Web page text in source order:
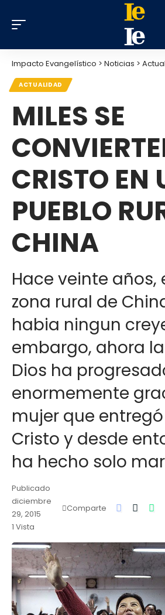
Impacto Evangelístico > Noticias >
ACTUALIDAD
MILES SE
CRISTO EN
PUEBLO
CHINA
Hace veinte años,
zona rural de
habia ningun
embargo, ahora
Dios ha
enormemente
mujer que
Cristo y desde
ha hecho solo
Publicado
diciembre
29, 2015
1 Vista
Comparte